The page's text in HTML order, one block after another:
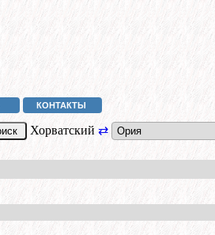
КОНТАКТЫ
Хорватский ⇄